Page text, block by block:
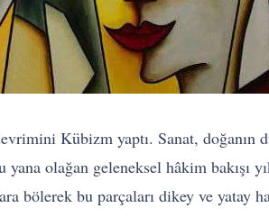
Kübizm yaptı. Sanat, doğanın
yana olağan geleneksel hâkim
bölerek bu parçaları dikey ve yatay